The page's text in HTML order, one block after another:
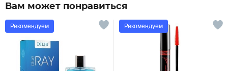
Вам может понравиться
Рекомендуем Рекомендуем